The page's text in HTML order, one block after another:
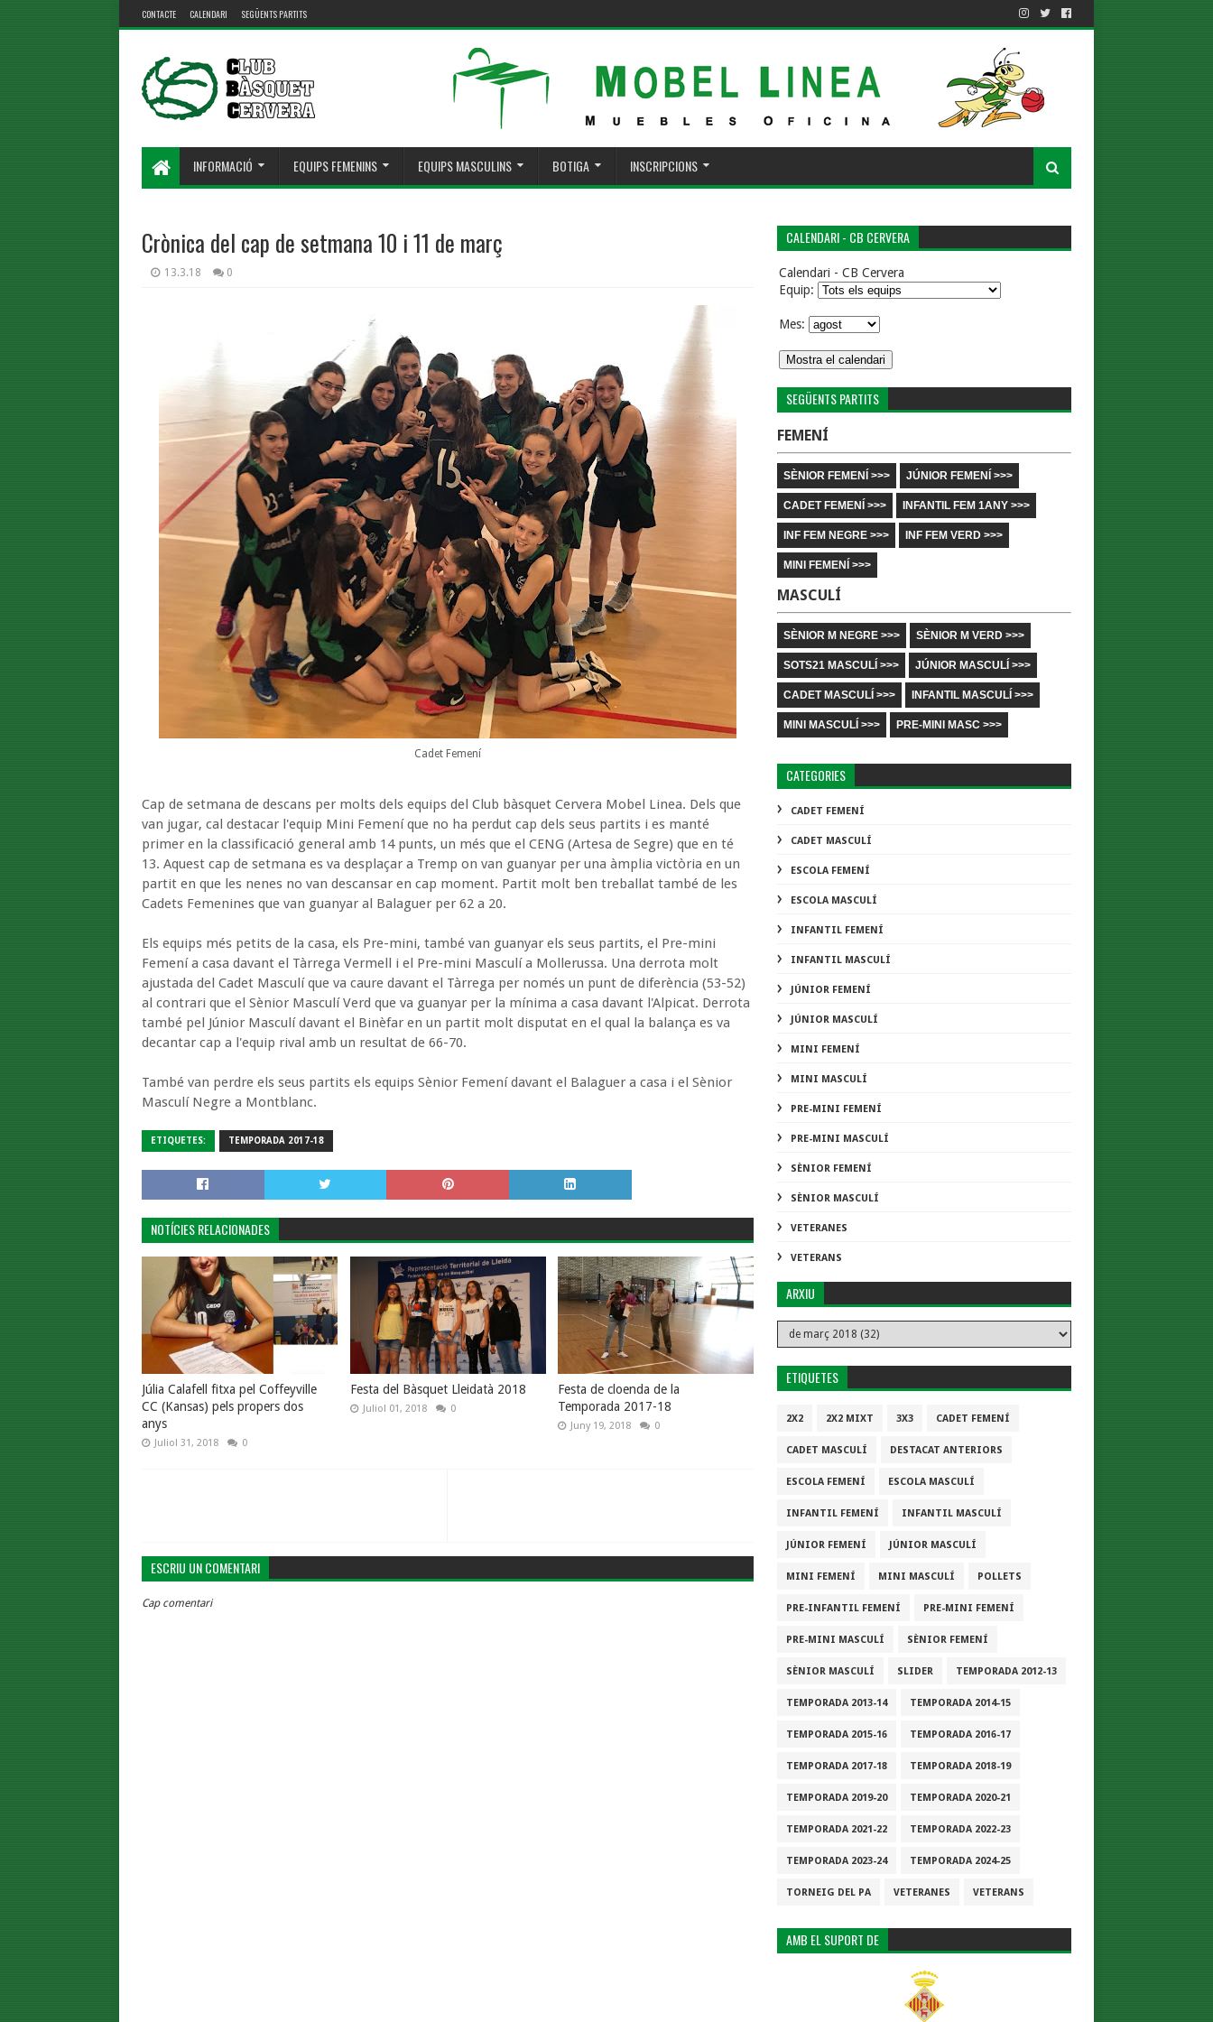
CONTACTE CALENDARI SEGÜENTS PARTITS
INFORMACIÓ EQUIPS FEMENINS EQUIPS MASCULINS BOTIGA INSCRIPCIONS
Crònica del cap de setmana 10 i 11 de març
13.3.18 0
Cadet Femení
Cap de setmana de descans per molts dels equips del Club bàsquet Cervera Mobel Linea. Dels que
van jugar, cal destacar l'equip Mini Femení que no ha perdut cap dels seus partits i es manté
primer en la classificació general amb 14 punts, un més que el CENG (Artesa de Segre) que en té
13. Aquest cap de setmana es va desplaçar a Tremp on van guanyar per una àmplia victòria en un
partit en que les nenes no van descansar en cap moment. Partit molt ben treballat també de les
Cadets Femenines que van guanyar al Balaguer per 62 a 20.
Els equips més petits de la casa, els Pre-mini, també van guanyar els seus partits, el Pre-mini
Femení a casa davant el Tàrrega Vermell i el Pre-mini Masculí a Mollerussa. Una derrota molt
ajustada del Cadet Masculí que va caure davant el Tàrrega per només un punt de diferència (53-52)
al contrari que el Sènior Masculí Verd que va guanyar per la mínima a casa davant l'Alpicat. Derrota
també pel Júnior Masculí davant el Binèfar en un partit molt disputat en el qual la balança es va
decantar cap a l'equip rival amb un resultat de 66-70.
També van perdre els seus partits els equips Sènior Femení davant el Balaguer a casa i el Sènior
Masculí Negre a Montblanc.
ETIQUETES: TEMPORADA 2017-18
NOTÍCIES RELACIONADES
Júlia Calafell fitxa pel Coffeyville
CC (Kansas) pels propers dos
anys
Juliol 31, 2018 0
Festa del Bàsquet Lleidatà 2018
Juliol 01, 2018 0
Festa de cloenda de la
Temporada 2017-18
Juny 19, 2018 0
ESCRIU UN COMENTARI
Cap comentari
CALENDARI - CB CERVERA
Calendari - CB Cervera
Equip:
Mes:
SEGÜENTS PARTITS
FEMENÍ
SÈNIOR FEMENÍ >>> JÚNIOR FEMENÍ >>>
CADET FEMENÍ >>> INFANTIL FEM 1ANY >>>
INF FEM NEGRE >>> INF FEM VERD >>>
MINI FEMENÍ >>>
MASCULÍ
SÈNIOR M NEGRE >>> SÈNIOR M VERD >>>
SOTS21 MASCULÍ >>> JÚNIOR MASCULÍ >>>
CADET MASCULÍ >>> INFANTIL MASCULÍ >>>
MINI MASCULÍ >>> PRE-MINI MASC >>>
CATEGORIES
CADET FEMENÍ
CADET MASCULÍ
ESCOLA FEMENÍ
ESCOLA MASCULÍ
INFANTIL FEMENÍ
INFANTIL MASCULÍ
JÚNIOR FEMENÍ
JÚNIOR MASCULÍ
MINI FEMENÍ
MINI MASCULÍ
PRE-MINI FEMENÍ
PRE-MINI MASCULÍ
SÈNIOR FEMENÍ
SÈNIOR MASCULÍ
VETERANES
VETERANS
ARXIU
ETIQUETES
2X2 2X2 MIXT 3X3 CADET FEMENÍ
CADET MASCULÍ DESTACAT ANTERIORS
ESCOLA FEMENÍ ESCOLA MASCULÍ
INFANTIL FEMENÍ INFANTIL MASCULÍ
JÚNIOR FEMENÍ JÚNIOR MASCULÍ
MINI FEMENÍ MINI MASCULÍ POLLETS
PRE-INFANTIL FEMENÍ PRE-MINI FEMENÍ
PRE-MINI MASCULÍ SÈNIOR FEMENÍ
SÈNIOR MASCULÍ SLIDER TEMPORADA 2012-13
TEMPORADA 2013-14 TEMPORADA 2014-15
TEMPORADA 2015-16 TEMPORADA 2016-17
TEMPORADA 2017-18 TEMPORADA 2018-19
TEMPORADA 2019-20 TEMPORADA 2020-21
TEMPORADA 2021-22 TEMPORADA 2022-23
TEMPORADA 2023-24 TEMPORADA 2024-25
TORNEIG DEL PA VETERANES VETERANS
AMB EL SUPORT DE